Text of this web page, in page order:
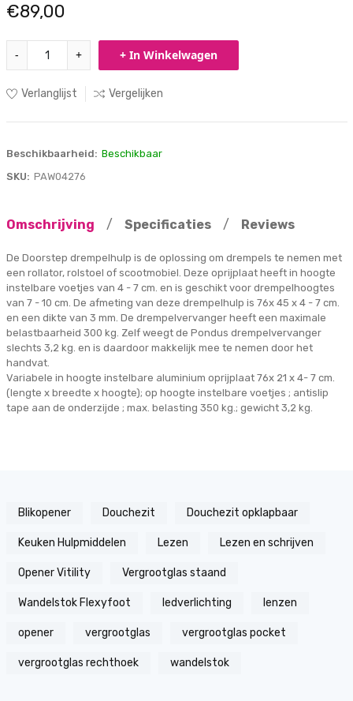
€89,00
- + + In Winkelwagen
Verlanglijst Vergelijken
Beschikbaarheid: Beschikbaar
SKU: PAW04276
Omschrijving / Specificaties / Reviews
De Doorstep drempelhulp is de oplossing om drempels te nemen met
een rollator, rolstoel of scootmobiel. Deze oprijplaat heeft in hoogte
instelbare voetjes van 4 - 7 cm. en is geschikt voor drempelhoogtes
van 7 - 10 cm. De afmeting van deze drempelhulp is 76x 45 x 4 - 7 cm.
en een dikte van 3 mm. De drempelvervanger heeft een maximale
belastbaarheid 300 kg. Zelf weegt de Pondus drempelvervanger
slechts 3,2 kg. en is daardoor makkelijk mee te nemen door het
handvat.
Variabele in hoogte instelbare aluminium oprijplaat 76x 21 x 4- 7 cm.
(lengte x breedte x hoogte); op hoogte instelbare voetjes ; antislip
tape aan de onderzijde ; max. belasting 350 kg.; gewicht 3,2 kg.
Blikopener Douchezit Douchezit opklapbaar
Keuken Hulpmiddelen Lezen Lezen en schrijven
Opener Vitility Vergrootglas staand
Wandelstok Flexyfoot ledverlichting lenzen
opener vergrootglas vergrootglas pocket
vergrootglas rechthoek wandelstok